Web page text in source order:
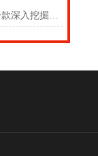
雷达水流测速仪——一款深入挖掘的电波流速仪2024(万象推送)